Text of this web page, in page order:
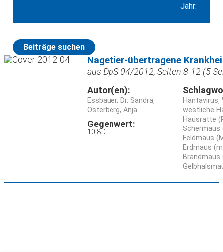
Jahr:
Beiträge suchen
Nagetier-übertragene
aus DpS 04/2012, Seiten 8-12 (5
Autor(en):
Essbauer, Dr. Sandra
Osterberg, Anja
Gegenwert:
10,8 €
Hantavirus
westliche
Hausratte
Schermaus
Feldmaus
Erdmaus
Brandmaus